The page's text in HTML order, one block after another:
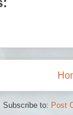
Subscribe to: Post